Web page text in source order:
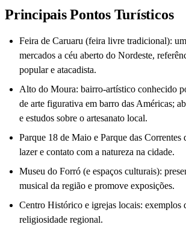
Principais Pontos Turísticos
Feira de Caruaru (feira livre tradicional):
mercados a céu aberto do Nordeste,
popular e atacadista.
Alto do Moura: bairro-artístico conhecido
de arte figurativa em barro das Américas;
e estudos sobre o artesanato local.
Parque 18 de Maio e Parque das Correntes
lazer e contato com a natureza na cidade.
Museu do Forró (e espaços culturais):
musical da região e promove exposições.
Centro Histórico e igrejas locais: exemplos
religiosidade regional.